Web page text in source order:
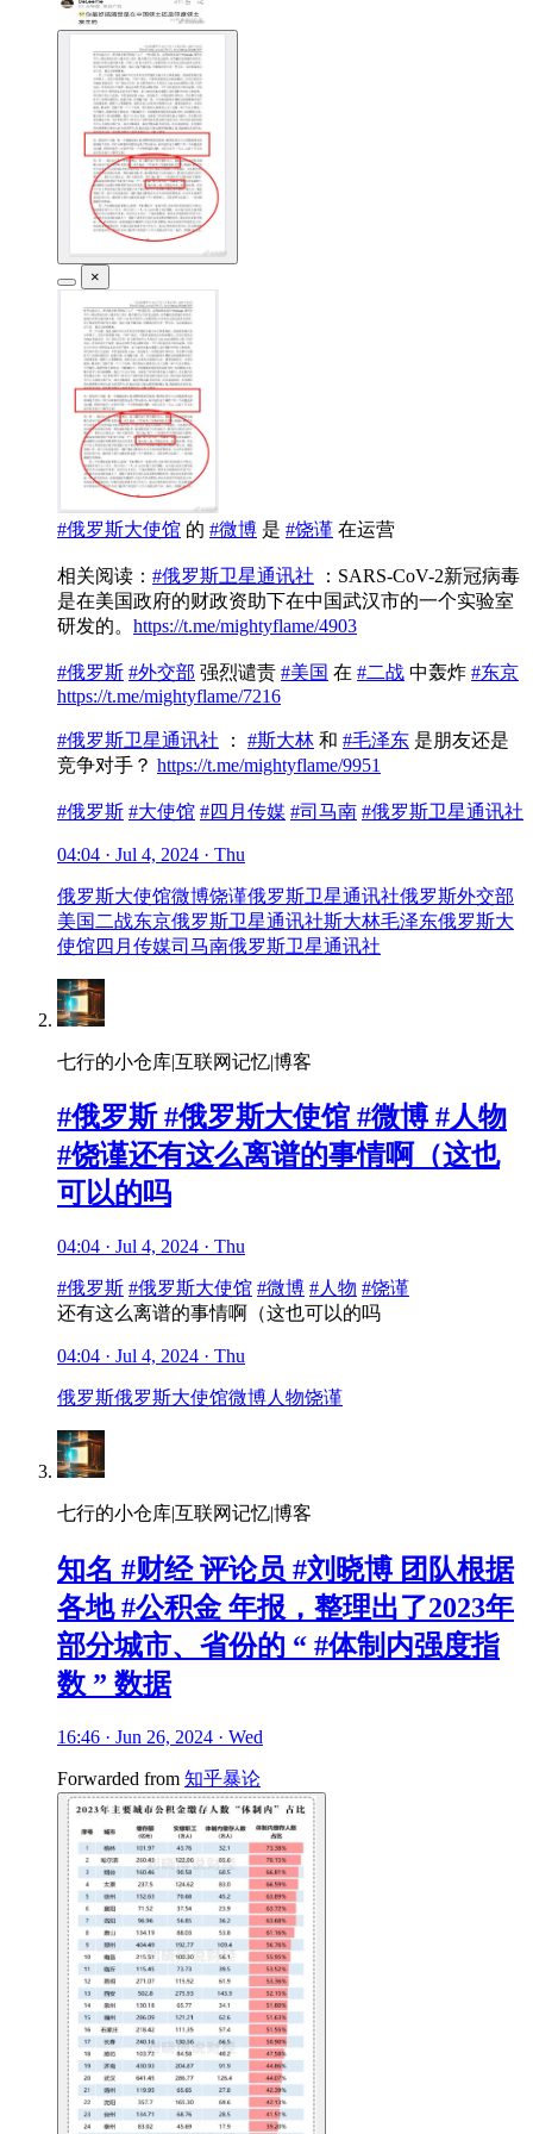
×
#俄罗斯大使馆 的 #微博 是 #饶谨 在运营
相关阅读： #俄罗斯卫星通讯社 ：SARS-CoV-2新冠病毒
是在美国政府的财政资助下在中国武汉市的一个实验室
研发的。 https://t.me/mightyflame/4903
#俄罗斯 #外交部 强烈谴责 #美国 在 #二战 中轰炸 #东京
https://t.me/mightyflame/7216
#俄罗斯卫星通讯社 ： #斯大林 和 #毛泽东 是朋友还是
竞争对手？ https://t.me/mightyflame/9951
#俄罗斯 #大使馆 #四月传媒 #司马南 #俄罗斯卫星通讯社
04:04 · Jul 4, 2024 · Thu
俄罗斯大使馆微博饶谨俄罗斯卫星通讯社俄罗斯外交部
美国 二战东京俄罗斯卫星通讯社斯大林毛泽东俄罗斯大
使馆四月传媒司马南俄罗斯卫星通讯社
七行的小仓库|互联网记忆|博客
#俄罗斯 #俄罗斯大使馆 #微博 #人物
#饶谨还有这么离谱的事情啊（这也
可以的吗
04:04 · Jul 4, 2024 · Thu
#俄罗斯 #俄罗斯大使馆 #微博 #人物 #饶谨
还有这么离谱的事情啊（这也可以的吗
04:04 · Jul 4, 2024 · Thu
俄罗斯俄罗斯大使馆微博人物饶谨
七行的小仓库|互联网记忆|博客
知名 #财经 评论员 #刘晓博 团队根据
各地 #公积金 年报，整理出了2023年
部分城市、省份的 “ #体制内强度指
数 ” 数据
16:46 · Jun 26, 2024 · Wed
Forwarded from 知乎暴论